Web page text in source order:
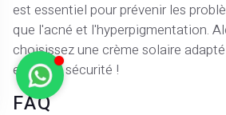
est essentiel pour prévenir les
que l'acné et l'hyperpigmentation.
choisissez une crème solaire
en toute sécurité !
FAQ